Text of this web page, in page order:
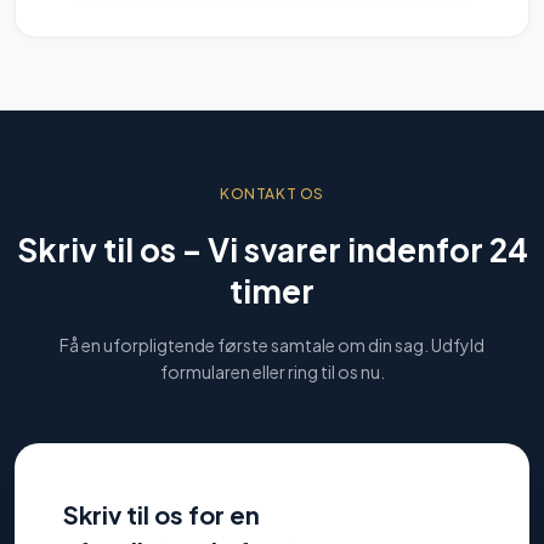
KONTAKT OS
Skriv til os – Vi svarer indenfor 24
timer
Få en uforpligtende første samtale om din sag. Udfyld
formularen eller ring til os nu.
Skriv til os for en